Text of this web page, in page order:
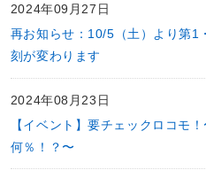
2024年09月27日
再お知らせ：10/5（土）より第1
刻が変わります
2024年08月23日
【イベント】要チェックロコモ
何％！？〜